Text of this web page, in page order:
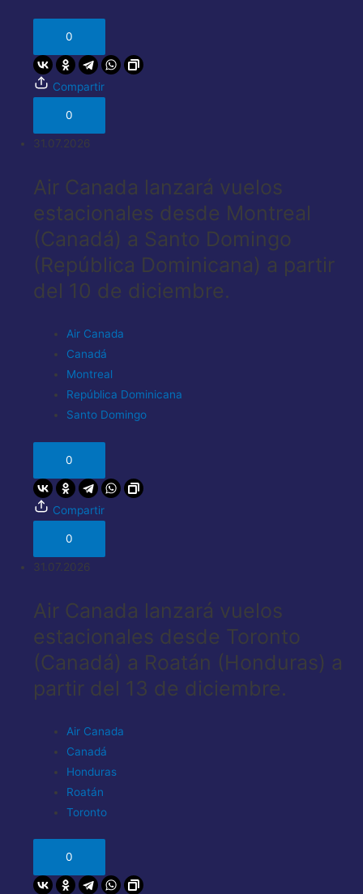
0
Compartir
0
31.07.2026
Air Canada lanzará vuelos
estacionales desde Montreal
(Canadá) a Santo Domingo
(República Dominicana) a partir
del 10 de diciembre.
Air Canada
Canadá
Montreal
República Dominicana
Santo Domingo
0
Compartir
0
31.07.2026
Air Canada lanzará vuelos
estacionales desde Toronto
(Canadá) a Roatán (Honduras) a
partir del 13 de diciembre.
Air Canada
Canadá
Honduras
Roatán
Toronto
0